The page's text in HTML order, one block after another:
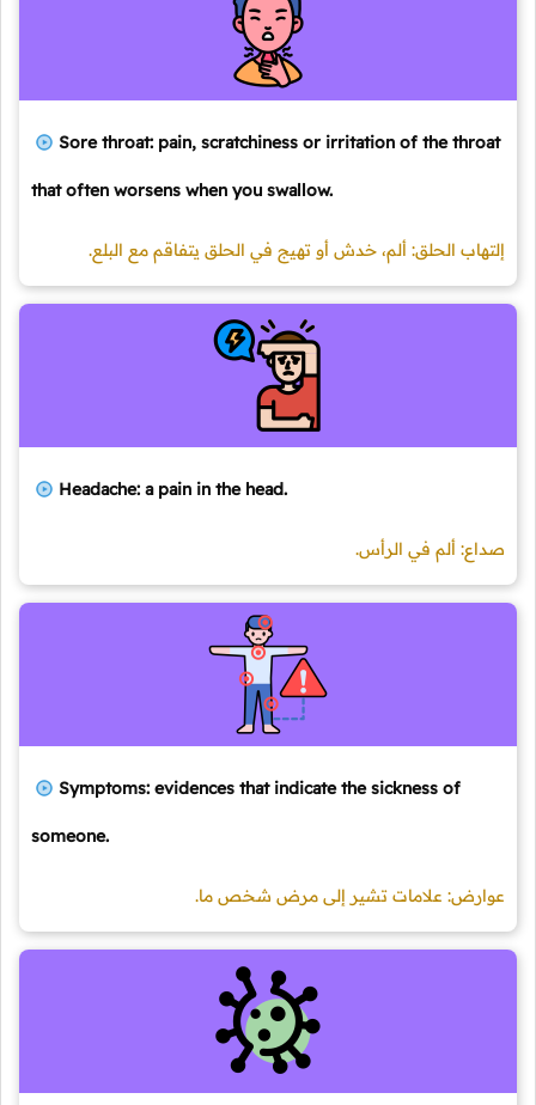
Sore throat: pain, scratchiness or irritation of the throat
that often worsens when you swallow.
إلتهاب الحلق: ألم، خدش أو تهيج في الحلق يتفاقم مع البلع.
Headache: a pain in the head.
صداع: ألم في الرأس.
Symptoms: evidences that indicate the sickness of
someone.
عوارض: علامات تشير إلى مرض شخص ما.